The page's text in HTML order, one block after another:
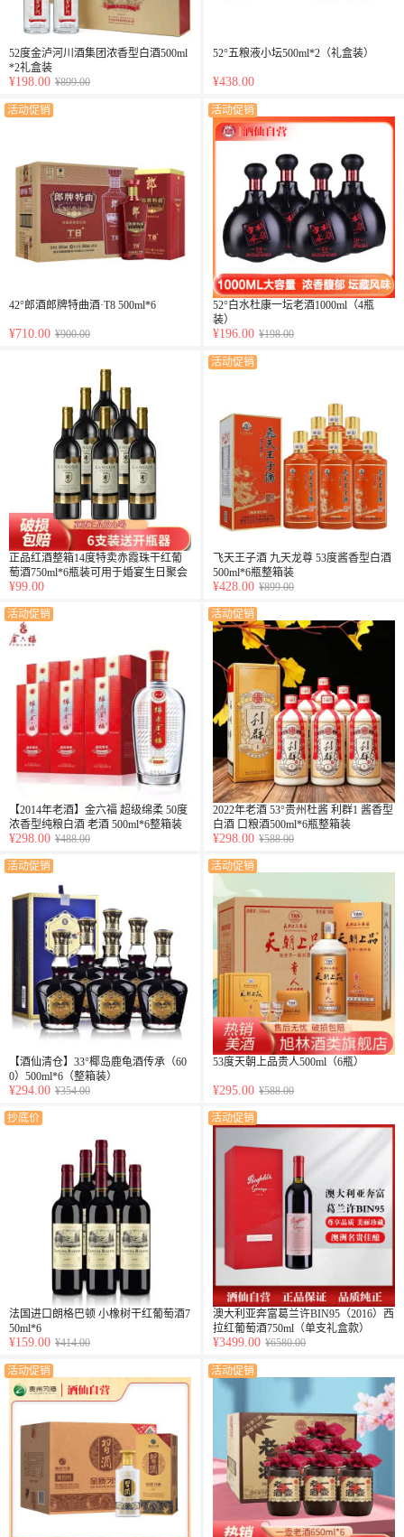
52度金泸河川酒集团浓香型白酒500ml
*2礼盒装
¥198.00 ¥899.00
52°五粮液小坛500ml*2（礼盒装）
¥438.00
活动促销
42°郎酒郎牌特曲酒·T8 500ml*6
¥710.00 ¥900.00
活动促销
52°白水杜康一坛老酒1000ml（4瓶
装）
¥196.00 ¥198.00
正品红酒整箱14度特卖赤霞珠干红葡
萄酒750ml*6瓶装可用于婚宴生日聚会
送礼用酒
¥99.00
活动促销
飞天王子酒 九天龙尊 53度酱香型白酒
500ml*6瓶整箱装
¥428.00 ¥899.00
活动促销
【2014年老酒】金六福 超级绵柔 50度
浓香型纯粮白酒 老酒 500ml*6整箱装
¥298.00 ¥488.00
活动促销
2022年老酒 53°贵州杜酱 利群1 酱香型
白酒 口粮酒500ml*6瓶整箱装
¥298.00 ¥588.00
活动促销
【酒仙清仓】33°椰岛鹿龟酒传承（60
0）500ml*6（整箱装）
¥294.00 ¥354.00
活动促销
53度天朝上品贵人500ml（6瓶）
¥295.00 ¥588.00
抄底价
法国进口朗格巴顿 小橡树干红葡萄酒7
50ml*6
¥159.00 ¥414.00
活动促销
澳大利亚奔富葛兰许BIN95（2016）西
拉红葡萄酒750ml（单支礼盒款）
¥3499.00 ¥6580.00
活动促销 活动促销